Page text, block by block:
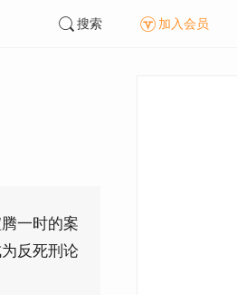
搜索 加入会员
一时的案
反死刑论